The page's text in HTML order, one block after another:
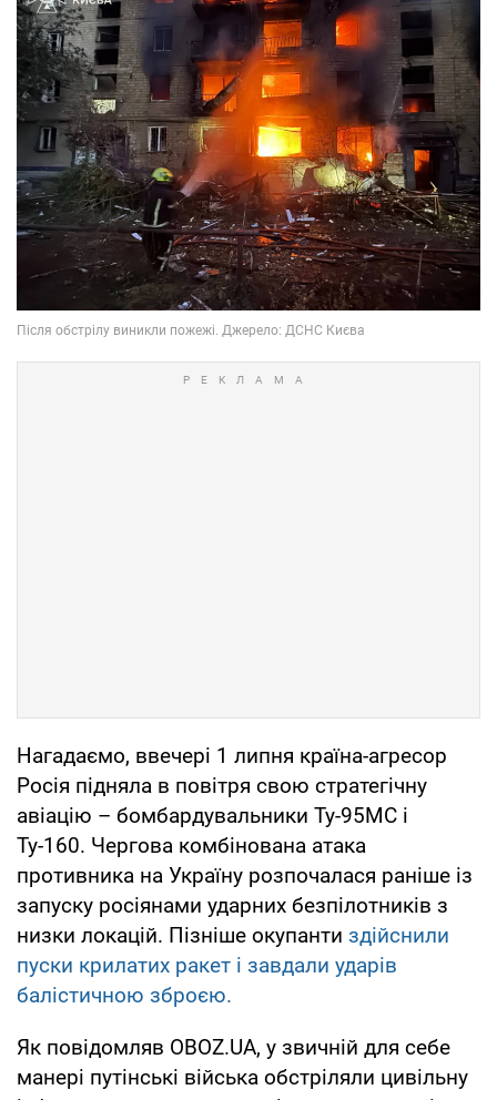
Нагадаємо, ввечері 1 липня країна-агресор
Росія підняла в повітря свою стратегічну
авіацію – бомбардувальники Ту-95МС і
Ту-160. Чергова комбінована атака
противника на Україну розпочалася раніше із
запуску росіянами ударних безпілотників з
низки локацій. Пізніше окупанти здійснили
пуски крилатих ракет і завдали ударів
балістичною зброєю.
Як повідомляв OBOZ.UA, у звичній для себе
манері путінські війська обстріляли цивільну